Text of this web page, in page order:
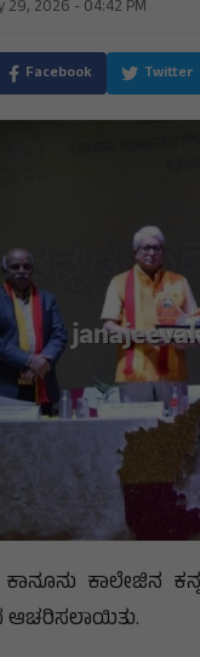
29, 2026 - 04:42 PM
Facebook Twitter
ಕಾಲೇಜಿನ
ಆಚರಿಸಲಾಯಿತು.